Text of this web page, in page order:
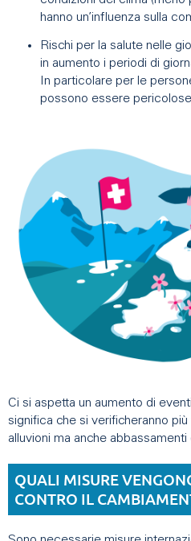
hanno un’influenza sulla
Rischi per la salute nelle
in aumento i periodi di
In particolare per le
possono essere
Ci si aspetta un aumento di
significa che si verificheranno
alluvioni ma anche
QUALI MISURE
CONTRO IL